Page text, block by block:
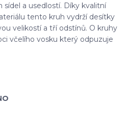
sídel a usedlostí. Díky kvalitní
tento kruh vydrží desítky
velikostí a tří odstínů. O kruhy
včelího vosku který odpuzuje